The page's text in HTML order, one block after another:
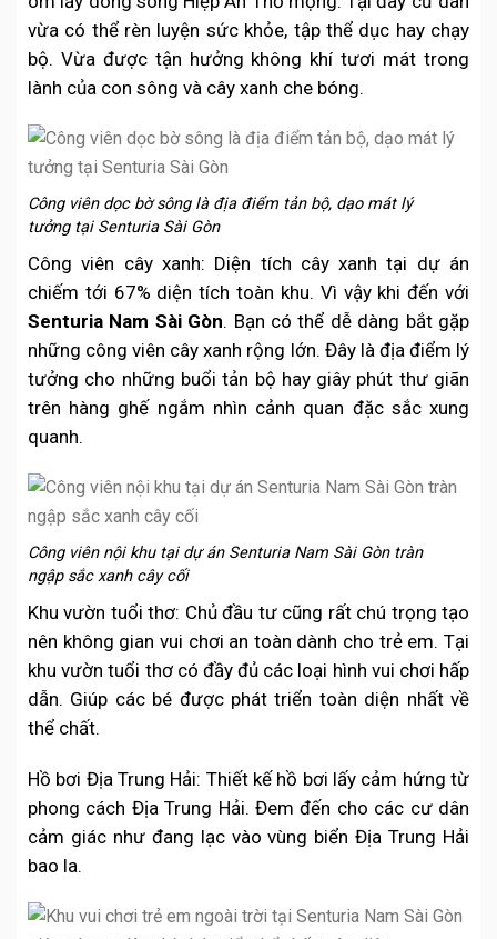
vừa có thể rèn luyện sức khỏe, tập thể dục hay chạy
bộ. Vừa được tận hưởng không khí tươi mát trong
lành của con sông và cây xanh che bóng.
Công viên dọc bờ sông là địa điểm tản bộ, dạo mát lý
tưởng tại Senturia Sài Gòn
Công viên cây xanh: Diện tích cây xanh tại dự án
chiếm tới 67% diện tích toàn khu. Vì vậy khi đến với
Senturia Nam Sài Gòn. Bạn có thể dễ dàng bắt gặp
những công viên cây xanh rộng lớn. Đây là địa điểm lý
tưởng cho những buổi tản bộ hay giây phút thư giãn
trên hàng ghế ngắm nhìn cảnh quan đặc sắc xung
quanh.
Công viên nội khu tại dự án Senturia Nam Sài Gòn tràn
ngập sắc xanh cây cối
Khu vườn tuổi thơ: Chủ đầu tư cũng rất chú trọng tạo
nên không gian vui chơi an toàn dành cho trẻ em. Tại
khu vườn tuổi thơ có đầy đủ các loại hình vui chơi hấp
dẫn. Giúp các bé được phát triển toàn diện nhất về
thể chất.
Hồ bơi Địa Trung Hải: Thiết kế hồ bơi lấy cảm hứng từ
phong cách Địa Trung Hải. Đem đến cho các cư dân
cảm giác như đang lạc vào vùng biển Địa Trung Hải
bao la.